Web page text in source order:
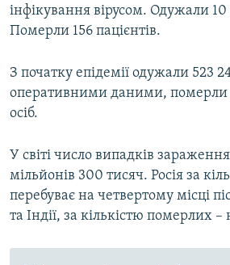
інфікування вірусом. Одужали
Померли 156 пацієнтів.
З початку епідемії одужали 523
оперативними даними, померли
осіб.
У світі число випадків
мільйонів 300 тисяч. Росія за
перебуває на четвертому місці
та Індії, за кількістю померлих –